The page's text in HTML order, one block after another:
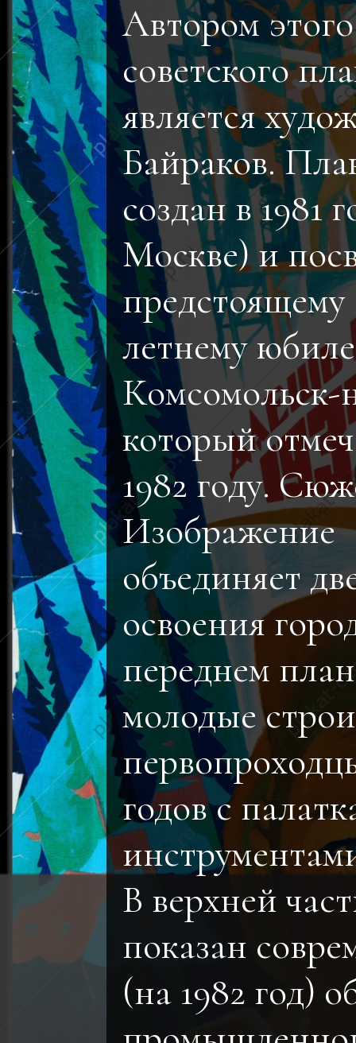
Автором этого
советского
является
Байраков.
создан в 1981
Москве) и
предстоящему
летнему
который
1982 году.
Изображение
объединяет
освоения
переднем
молодые
годов с
В верхней
показан
(на 1982 год)